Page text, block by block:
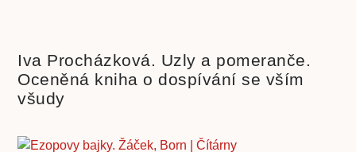
Iva Procházková. Uzly a pomeranče.
Oceněná kniha o dospívání se vším
všudy